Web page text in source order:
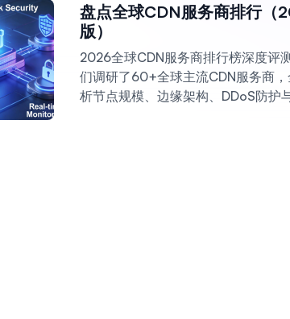
盘点全球CDN服务商排行（
版）
2026全球CDN服务商排行榜深度评
们调研了60+全球主流CDN服务商
析节点规模、边缘架构、DDoS防护